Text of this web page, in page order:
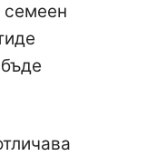
семеен